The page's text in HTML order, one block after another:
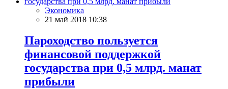
Экономика
21 май 2018 10:38
Пароходство пользуется
финансовой поддержкой
государства при 0,5 млрд. манат
прибыли